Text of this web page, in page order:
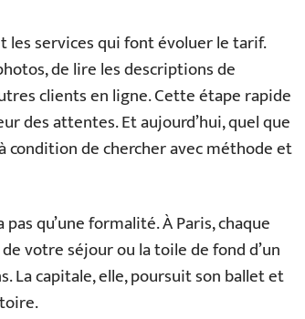
les services qui font évoluer le tarif.
de lire les descriptions de
clients en ligne. Cette étape rapide
des attentes. Et aujourd’hui, quel que
condition de chercher avec méthode et
qu’une formalité. À Paris, chaque
votre séjour ou la toile de fond d’un
La capitale, elle, poursuit son ballet et